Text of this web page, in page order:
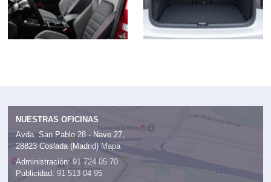
NUESTRAS OFICINAS
Avda. San Pablo 28 - Nave 27,
28823 Coslada (Madrid) Mapa
Administración: 91 724 05 70
Publicidad: 91 513 04 95